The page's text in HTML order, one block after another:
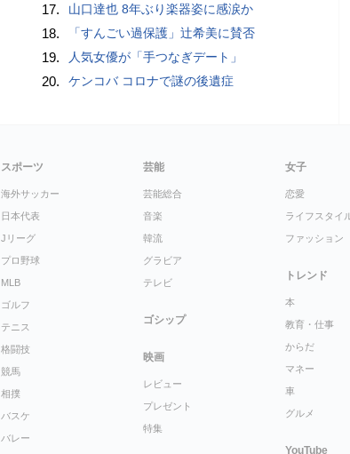
17. 山口達也 8年ぶり楽器姿に感涙か
18. 「すんごい過保護」辻希美に賛否
19. 人気女優が「手つなぎデート」
20. ケンコバ コロナで謎の後遺症
スポーツ
海外サッカー
日本代表
Jリーグ
プロ野球
MLB
ゴルフ
テニス
格闘技
競馬
相撲
バスケ
バレー
芸能
芸能総合
音楽
韓流
グラビア
テレビ
ゴシップ
映画
レビュー
プレゼント
特集
女子
恋愛
ライフスタイ
ファッション
トレンド
本
教育・仕事
からだ
マネー
車
グルメ
YouTube